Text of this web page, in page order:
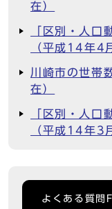
在）
「区別・人口
（平成14年4
川崎市の世帯
在）
「区別・人口
（平成14年3
よくある質問